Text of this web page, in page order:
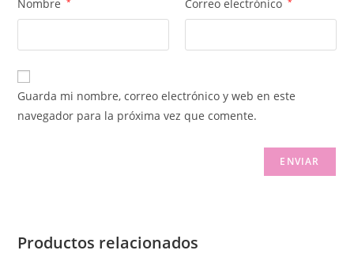
Nombre Correo electrónico
Guarda mi nombre, correo electrónico y web en este
navegador para la próxima vez que comente.
Productos relacionados